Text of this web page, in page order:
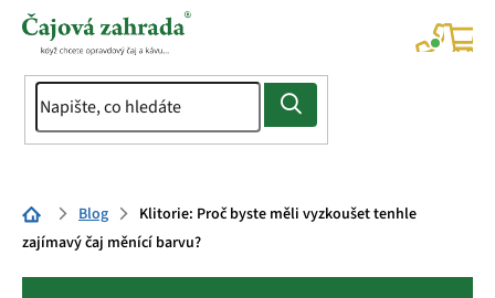
Přejít
Domů Blog
Klitorie: Proč byste měli vyzkoušet tenhle
zajímavý čaj měnící barvu?